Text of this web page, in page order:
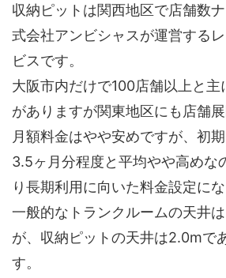
収納ピットは関西地区で店舗数
式会社アンビシャスが運営する
ビスです。
大阪市内だけで100店舗以上と主
がありますが関東地区にも店舗展
月額料金はやや安めですが、初
3.5ヶ月分程度と平均やや高めな
り長期利用に向いた料金設定にな
一般的なトランクルームの天井
が、収納ピットの天井は2.0mで
す。